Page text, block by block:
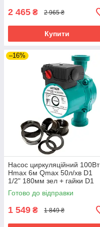
2 465 ₴ 2 965 ₴
Купити
–16%
Насос циркуляційний 100Вт
Hmax 6м Qmax 50л/хв D1
1/2" 180мм зел + гайки D1
Wetron насос для циркуляції
води
Готово до відправки
1 549 ₴ 1 849 ₴